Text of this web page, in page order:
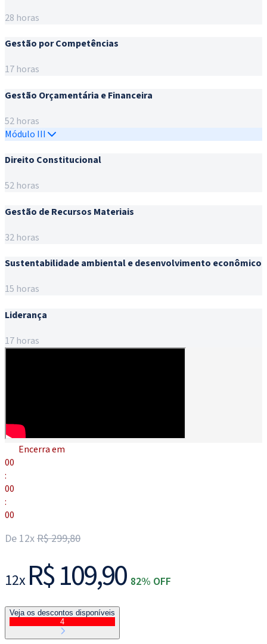
28 horas
Gestão por Competências
17 horas
Gestão Orçamentária e Financeira
52 horas
Módulo III
Direito Constitucional
52 horas
Gestão de Recursos Materiais
32 horas
Sustentabilidade ambiental e desenvolvimento econômico
15 horas
Liderança
17 horas
Encerra em
00
:
00
:
00
De 12xR$ 299,80
12x R$ 109,90 82% OFF
Veja os descontos disponíveis
4